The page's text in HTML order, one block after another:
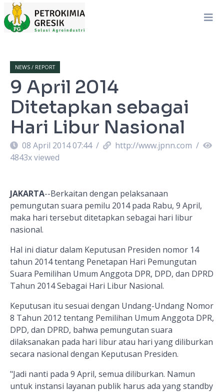
NEWS / REPORT
9 April 2014
Ditetapkan sebagai
Hari Libur Nasional
08 April 2014 07:44 / http://www.jpnn.com /
4843x viewed
JAKARTA--Berkaitan dengan pelaksanaan
pemungutan suara pemilu 2014 pada Rabu, 9 April,
maka hari tersebut ditetapkan sebagai hari libur
nasional.
Hal ini diatur dalam Keputusan Presiden nomor 14
tahun 2014 tentang Penetapan Hari Pemungutan
Suara Pemilihan Umum Anggota DPR, DPD, dan DPRD
Tahun 2014 Sebagai Hari Libur Nasional.
Keputusan itu sesuai dengan Undang-Undang Nomor
8 Tahun 2012 tentang Pemilihan Umum Anggota DPR,
DPD, dan DPRD, bahwa pemungutan suara
dilaksanakan pada hari libur atau hari yang diliburkan
secara nasional dengan Keputusan Presiden.
"Jadi nanti pada 9 April, semua diliburkan. Namun
untuk instansi layanan publik harus ada yang standby